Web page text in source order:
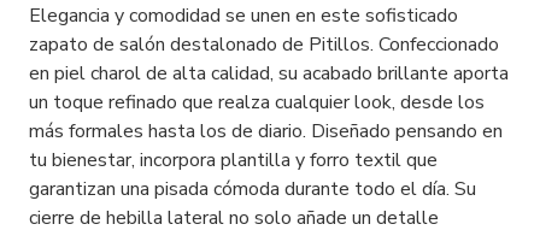
Elegancia y comodidad se unen en este sofisticado
zapato de salón destalonado de Pitillos. Confeccionado
en piel charol de alta calidad, su acabado brillante aporta
un toque refinado que realza cualquier look, desde los
más formales hasta los de diario. Diseñado pensando en
tu bienestar, incorpora plantilla y forro textil que
garantizan una pisada cómoda durante todo el día. Su
cierre de hebilla lateral no solo añade un detalle